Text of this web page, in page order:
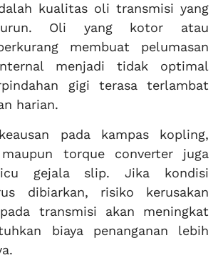
kualitas oli transmisi yang
Oli yang kotor atau
membuat pelumasan
menjadi tidak optimal
gigi terasa terlambat
harian.
pada kampas kopling,
torque converter juga
gejala slip. Jika kondisi
dibiarkan, risiko kerusakan
transmisi akan meningkat
biaya penanganan lebih